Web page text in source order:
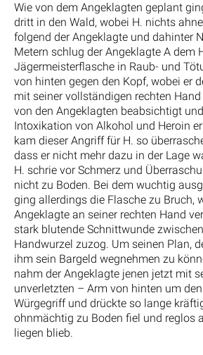
Wie von dem Angeklagten geplant
dritt in den Wald, wobei H. nichts
folgend der Angeklagte und dahinter
Metern schlug der Angeklagte A dem
Jägermeisterflasche in Raub- und
von hinten gegen den Kopf, wobei er
mit seiner vollständigen rechten
von den Angeklagten beabsichtigt
Intoxikation von Alkohol und Heroin
kam dieser Angriff für H. so
dass er nicht mehr dazu in der Lage
H. schrie vor Schmerz und
nicht zu Boden. Bei dem wuchtig
ging allerdings die Flasche zu Bruch,
Angeklagte an seiner rechten Hand
stark blutende Schnittwunde
Handwurzel zuzog. Um seinen Plan,
ihm sein Bargeld wegnehmen zu
nahm der Angeklagte jenen jetzt mit
unverletzten – Arm von hinten um
Würgegriff und drückte so lange
ohnmächtig zu Boden fiel und reglos
liegen blieb.